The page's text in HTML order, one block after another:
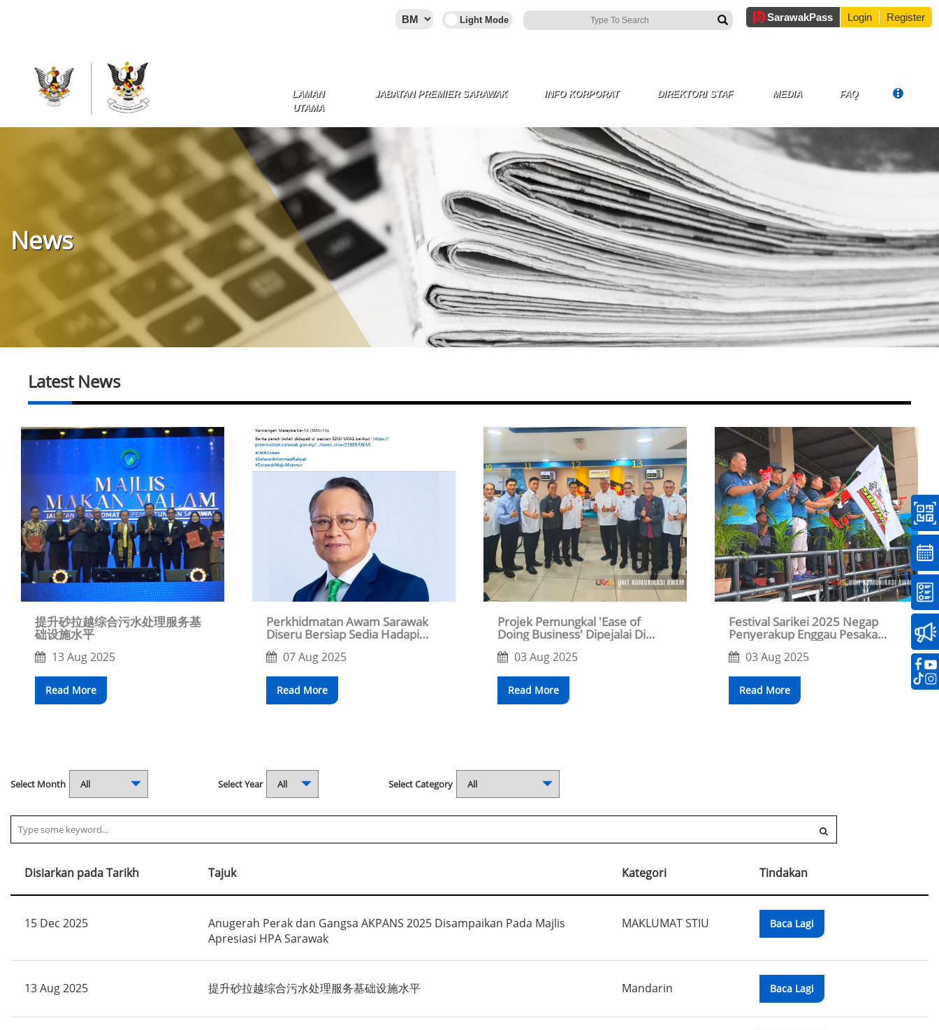
SarawakPass Login Register
LAMAN
UTAMA
JABATAN PREMIER SARAWAK INFO KORPORAT DIREKTORI STAF MEDIA FAQ
News
Latest News
提升砂拉越综合污水处理服务基
础设施水平
13 Aug 2025
Read More
Perkhidmatan Awam Sarawak
Diseru Bersiap Sedia Hadapi
07 Aug 2025
Read More
Projek Pemungkal 'Ease of
Doing Business' Dipejalai Di
Dagang
03 Aug 2025
Read More
Festival Sarikei 2025 Negap
Penyerakup Enggau Pesaka
03 Aug 2025
Read More
Select Month Select Year Select Category
Disiarkan pada Tarikh Tajuk Kategori Tindakan
15 Dec 2025
Anugerah Perak dan Gangsa AKPANS 2025 Disampaikan Pada Majlis
Apresiasi HPA Sarawak
MAKLUMAT STIU Baca Lagi
13 Aug 2025 提升砂拉越综合污水处理服务基础设施水平 Mandarin Baca Lagi